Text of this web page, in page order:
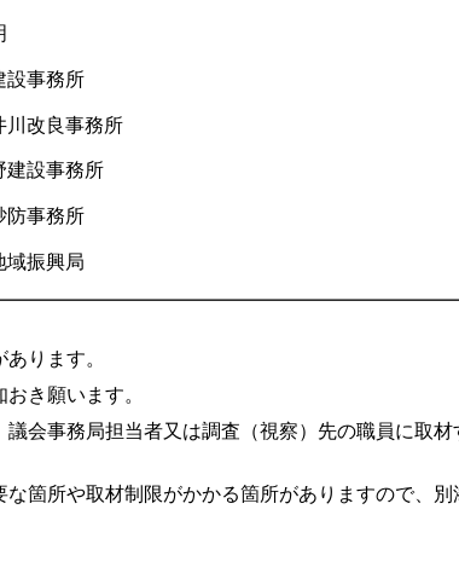
設事務所
川改良事務所
建設事務所
防事務所
域振興局
ります。
き願います。
会事務局担当者又は調査（視察）先の職員に取材
箇所や取材制限がかかる箇所がありますので、